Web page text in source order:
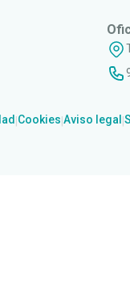
Cookies |Aviso legal |